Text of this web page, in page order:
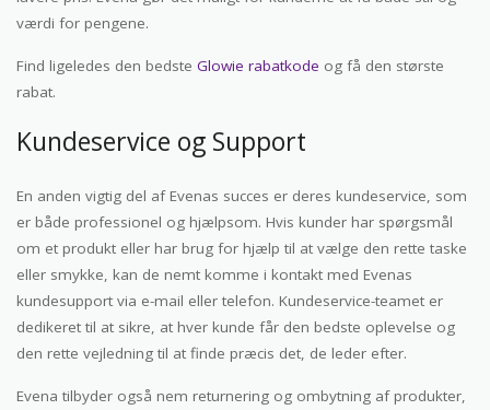
værdi for pengene.
Find ligeledes den bedste Glowie rabatkode og få den største
rabat.
Kundeservice og Support
En anden vigtig del af Evenas succes er deres kundeservice, som
er både professionel og hjælpsom. Hvis kunder har spørgsmål
om et produkt eller har brug for hjælp til at vælge den rette taske
eller smykke, kan de nemt komme i kontakt med Evenas
kundesupport via e-mail eller telefon. Kundeservice-teamet er
dedikeret til at sikre, at hver kunde får den bedste oplevelse og
den rette vejledning til at finde præcis det, de leder efter.
Evena tilbyder også nem returnering og ombytning af produkter,